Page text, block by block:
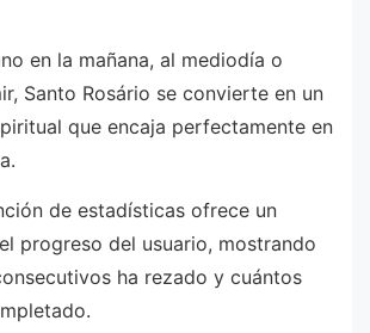
en la mañana, al mediodía o
Santo Rosário se convierte en un
que encaja perfectamente en
de estadísticas ofrece un
progreso del usuario, mostrando
ha rezado y cuántos